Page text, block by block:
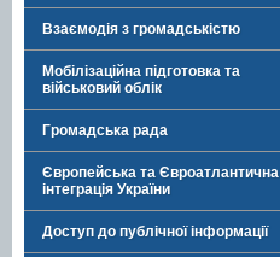
Взаємодія з громадськістю
Мобілізаційна підготовка та
військовий облік
Громадська рада
Європейська та Євроатлантична
інтеграція України
Доступ до публічної інформації